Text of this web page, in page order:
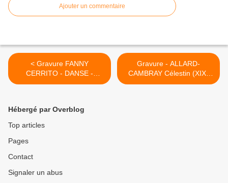
Ajouter un commentaire
< Gravure FANNY
CERRITO - DANSE -
BALLET - Réf 29888
Gravure - ALLARD-
CAMBRAY Célestin (XIX-
XX) - Réf 17808 >
Hébergé par Overblog
Top articles
Pages
Contact
Signaler un abus